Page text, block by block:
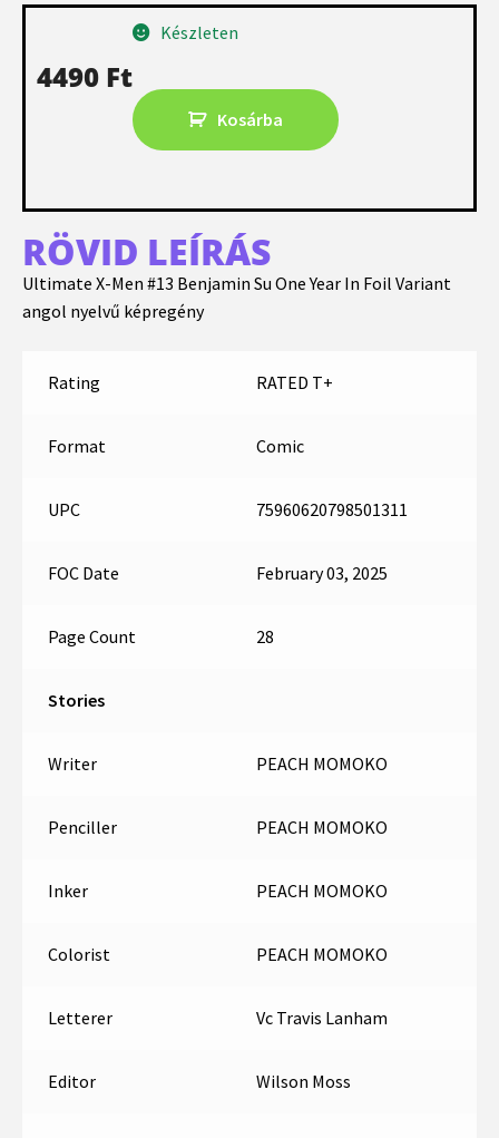
4490 Ft
Készleten
Kosárba
RÖVID LEÍRÁS
Ultimate X-Men #13 Benjamin Su One Year In Foil Variant
angol nyelvű képregény
Rating RATED T+
Format Comic
UPC 75960620798501311
FOC Date February 03, 2025
Page Count 28
Stories
Writer PEACH MOMOKO
Penciller PEACH MOMOKO
Inker PEACH MOMOKO
Colorist PEACH MOMOKO
Letterer Vc Travis Lanham
Editor Wilson Moss